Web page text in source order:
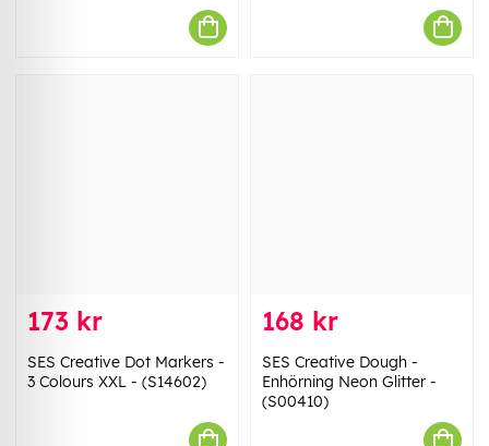
173 kr
SES Creative Dot Markers -
3 Colours XXL - (S14602)
168 kr
SES Creative Dough -
Enhörning Neon Glitter -
(S00410)